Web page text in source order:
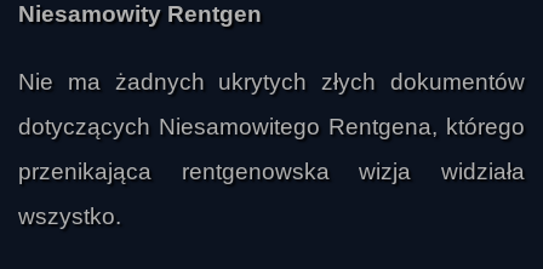
Niesamowity Rentgen
Nie ma żadnych ukrytych złych dokumentów
dotyczących Niesamowitego Rentgena, którego
przenikająca rentgenowska wizja widziała
wszystko.